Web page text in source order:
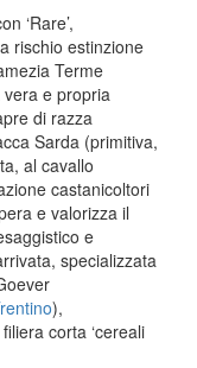
‘Rare’,
rischio estinzione
Terme
e propria
di razza
Sarda (primitiva,
al cavallo
castanicoltori
e valorizza il
e
specializzata
),
corta ‘cereali